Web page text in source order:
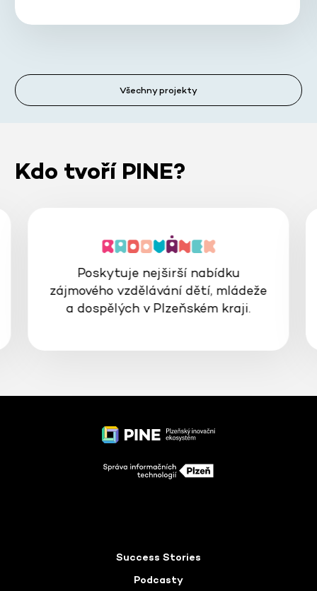
Všechny projekty
Kdo tvoří PINE?
Poskytuje nejširší nabídku
zájmového vzdělávání dětí, mládeže
a dospělých v Plzeňském kraji.
Success Stories
Podcasty